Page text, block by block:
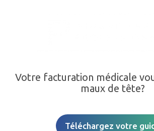
Votre facturation médicale
maux de tête?
Téléchargez votre